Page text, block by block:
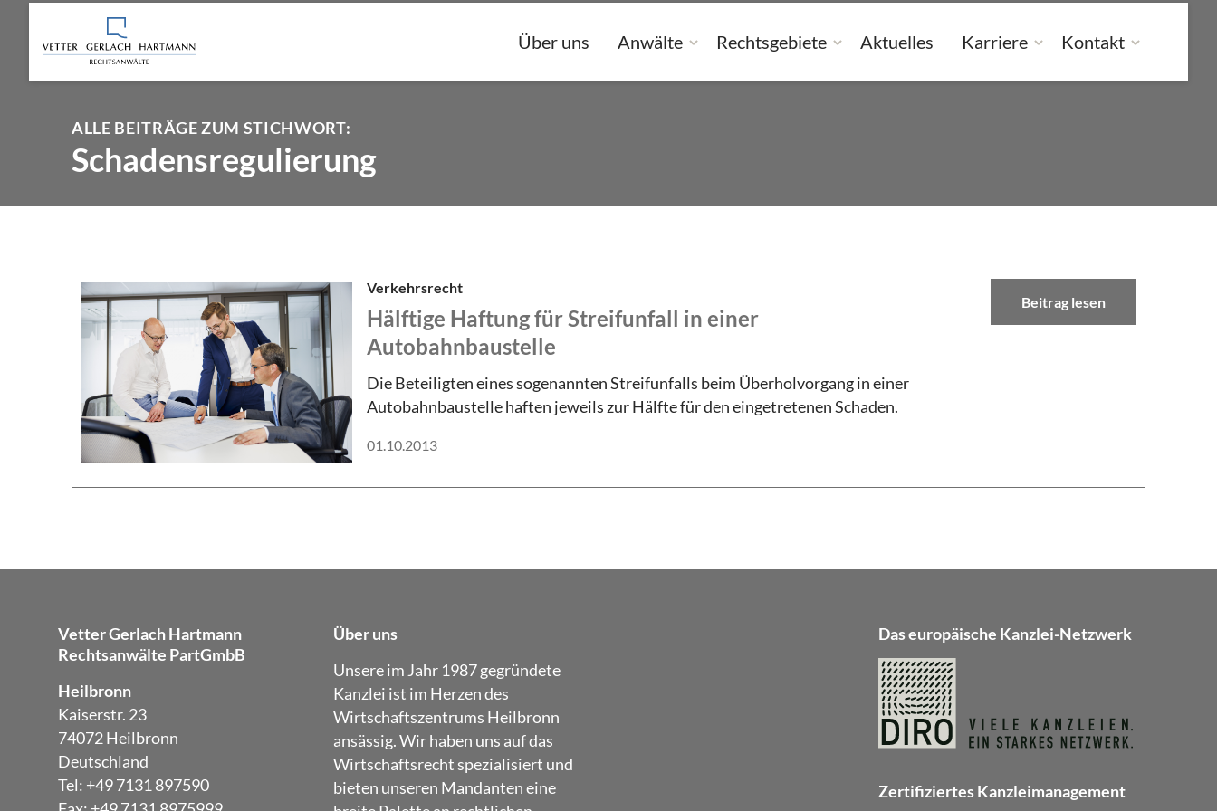
Über uns Anwälte Rechtsgebiete Aktuelles Karriere Kontakt
ALLE BEITRÄGE ZUM STICHWORT:
Schadensregulierung
Verkehrsrecht
Hälftige Haftung für Streifunfall in einer
Autobahnbaustelle
Die Beteiligten eines sogenannten Streifunfalls beim Überholvorgang in einer
Autobahnbaustelle haften jeweils zur Hälfte für den eingetretenen Schaden.
01.10.2013
Beitrag lesen
Vetter Gerlach Hartmann
Rechtsanwälte PartGmbB
Heilbronn
Kaiserstr. 23
74072 Heilbronn
Deutschland
Tel: +49 7131 897590
Über uns
Unsere im Jahr 1987 gegründete
Kanzlei ist im Herzen des
Wirtschaftszentrums Heilbronn
ansässig. Wir haben uns auf das
Wirtschaftsrecht spezialisiert und
bieten unseren Mandanten eine
Das europäische Kanzlei-Netzwerk
Zertifiziertes Kanzleimanagement